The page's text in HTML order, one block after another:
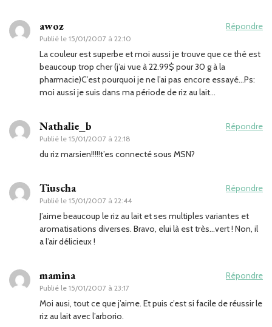
awoz
Publié le 15/01/2007 à 22:10
Répondre
La couleur est superbe et moi aussi je trouve que ce thé est
beaucoup trop cher (j’ai vue à 22.99$ pour 30 g à la
pharmacie)C’est pourquoi je ne l’ai pas encore essayé…Ps:
moi aussi je suis dans ma période de riz au lait…
Nathalie_b
Publié le 15/01/2007 à 22:18
Répondre
du riz marsien!!!!!t’es connecté sous MSN?
Tiuscha
Publié le 15/01/2007 à 22:44
Répondre
J’aime beaucoup le riz au lait et ses multiples variantes et
aromatisations diverses. Bravo, elui là est très…vert ! Non, il
a l’air délicieux !
mamina
Publié le 15/01/2007 à 23:17
Répondre
Moi ausi, tout ce que j’aime. Et puis c’est si facile de réussir le
riz au lait avec l’arborio.